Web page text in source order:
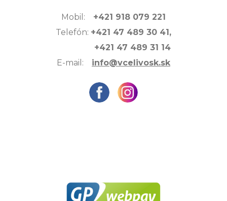
Mobil: +421 918 079 221
Telefón: +421 47 489 30 41,
+421 47 489 31 14
E-mail: info@vcelivosk.sk